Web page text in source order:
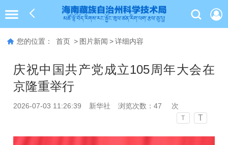
您的位置： 首页 > 图片新闻 > 详细内容
庆祝中国共产党成立105周年大会在
京隆重举行
2026-07-03 11:26:39 新华社 浏览次数：47 次
T T